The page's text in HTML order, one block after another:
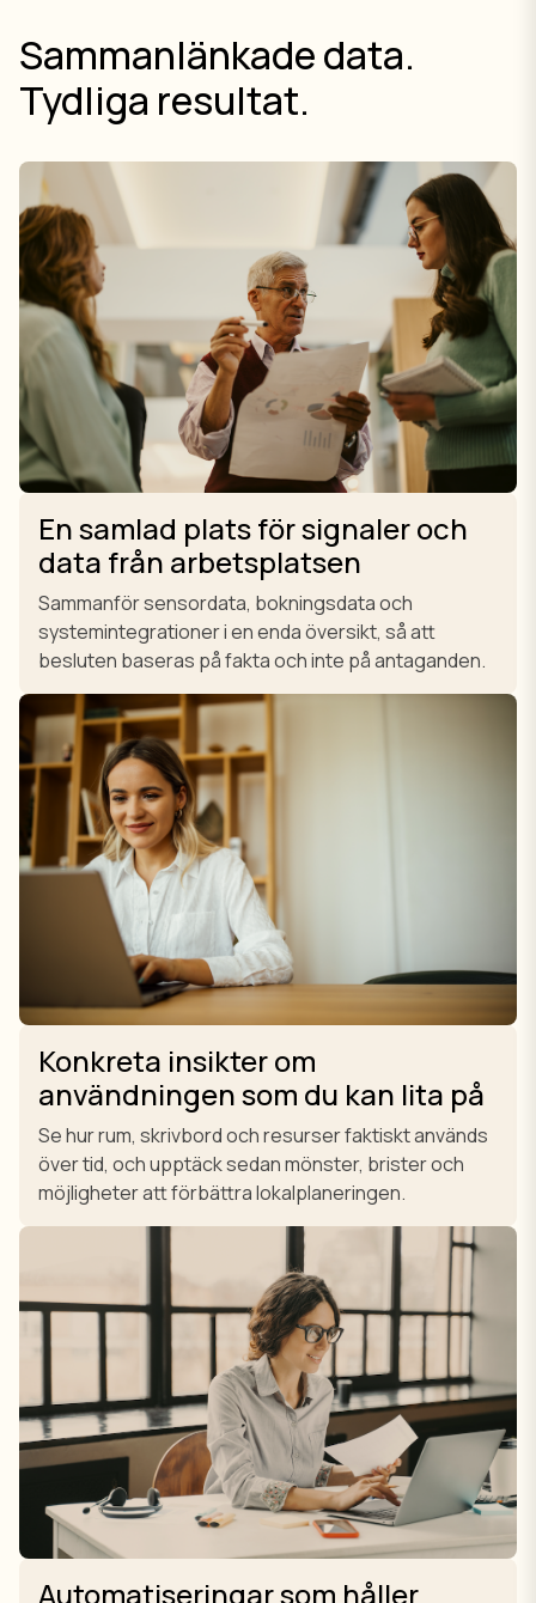
Sammanlänkade data.
Tydliga resultat.
En samlad plats för signaler och
data från arbetsplatsen
Sammanför sensordata, bokningsdata och
systemintegrationer i en enda översikt, så att
besluten baseras på fakta och inte på antaganden.
Konkreta insikter om
användningen som du kan lita på
Se hur rum, skrivbord och resurser faktiskt används
över tid, och upptäck sedan mönster, brister och
möjligheter att förbättra lokalplaneringen.
Automatiseringar som håller